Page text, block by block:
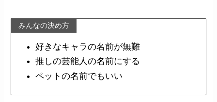
みんなの決め方
好きなキャラの名前が無難
推しの芸能人の名前にする
ペットの名前でもいい